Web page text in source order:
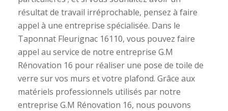
résultat de travail irréprochable, pensez à faire
appel à une entreprise spécialisée. Dans le
Taponnat Fleurignac 16110, vous pouvez faire
appel au service de notre entreprise G.M
Rénovation 16 pour réaliser une pose de toile de
verre sur vos murs et votre plafond. Grâce aux
matériels professionnels utilisés par notre
entreprise G.M Rénovation 16, nous pouvons